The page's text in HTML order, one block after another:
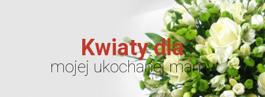
Kwiaty dla
mojej ukochanej mamy